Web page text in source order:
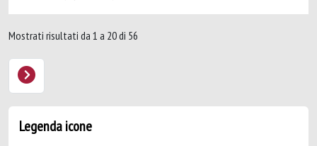
Mostrati risultati da 1 a 20 di 56
Legenda icone